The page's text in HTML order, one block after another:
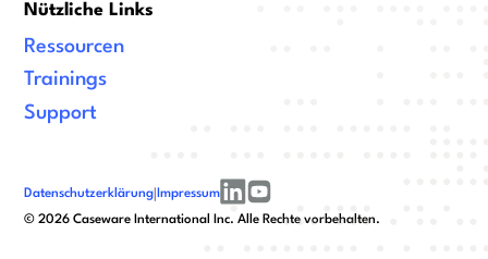
Nützliche Links
Ressourcen
Trainings
Support
©2026 Caseware International Inc. Alle Rechte vorbehalten.
Datenschutzerklärung | Impressum
linkedinyoutube